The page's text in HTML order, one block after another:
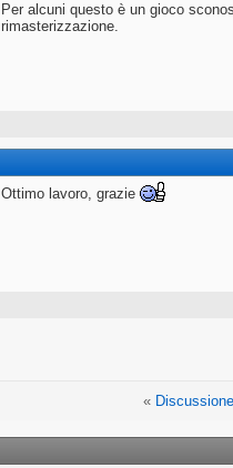
Per alcuni questo è un gioco
rimasterizzazione.
Ottimo lavoro, grazie
«